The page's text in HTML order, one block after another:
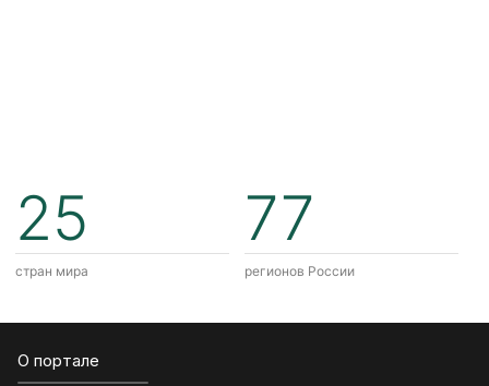
25
стран мира
77
регионов России
О портале